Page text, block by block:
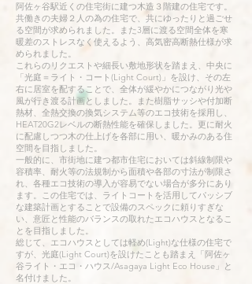
阿佐ヶ谷駅近くの住宅街に建つ木造３階建の住宅です。
共働きの夫婦２人の為の住宅で、共にゆったりと過ごせ
る空間が求められました。また3層に渡る空間全体を寒
暖差のストレスなく使えるよう、高気密高断熱仕様が求
められました。
これらのリクエストや細長い敷地形状を踏まえ、中央に
「光庭＝ライト・コート(Light Court)」を設け、その左
右に居室を配することで、全体が緩やかにつながり光や
風が行き渡る計画としました。また樹脂サッシや付加断
熱材、全熱交換の換気システム等のエコ技術を採用し、
HEAT20G2レベルの断熱性能を確保しました。更に耐火
に配慮しつつ木の仕上げを各部に用い、暖かみのある住
空間を目指しました。
一般的に、市街地に建つ都市住宅においては斜線制限や
容積率、耐火等の法規制から面積や各部の寸法が制限さ
れ、各種エコ技術の導入が容易でない場合が多分にあり
ます。この住宅では、ライトコートを活用してパッシブ
な建築計画とすることで設備のスペックに頼りすぎな
い、意匠と性能のバランスの取れたエコハウスとなるこ
とを目指しました。
総じて、エコハウスとしては軽め(Light)な仕様の住宅で
すが、光庭(Light Court)を設けたことも踏まえ「阿佐ヶ
谷ライト・エコ・ハウス/Asagaya Light Eco House」と
名付けました。